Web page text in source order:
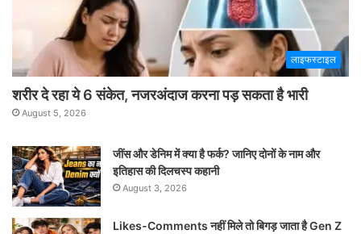
लाइफस्टाइल
शरीर दे रहा ये 6 संकेत, नजरअंदाज करना पड़ सकता है भारी
August 5, 2026
जींस और डेनिम में क्या है फर्क? जानिए दोनों के नाम और
इतिहास की दिलचस्प कहानी
August 3, 2026
Likes-Comments नहीं मिले तो बिगड़ जाता है Gen Z